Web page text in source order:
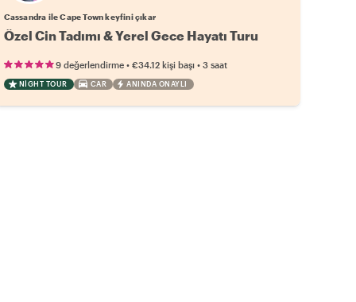
Cassandra ile Cape Town keyfini çıkar
Özel Cin Tadımı & Yerel Gece Hayatı Turu
9 değerlendirme• €34.12 kişi başı• 3 saat
NIGHT TOUR CAR ANINDA ONAYLI